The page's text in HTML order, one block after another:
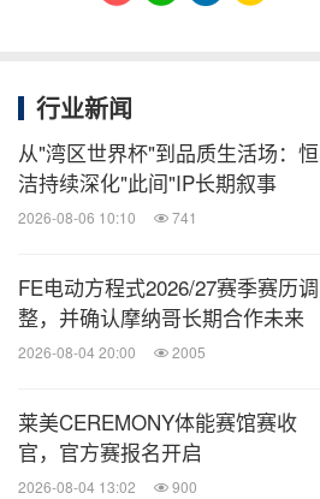
行业新闻
从"湾区世界杯"到品质生活场：恒
洁持续深化"此间"IP长期叙事
2026-08-06 10:10 741
FE电动方程式2026/27赛季赛历调
整，并确认摩纳哥长期合作未来
2026-08-04 20:00 2005
莱美CEREMONY体能赛馆赛收
官，官方赛报名开启
2026-08-04 13:02 900